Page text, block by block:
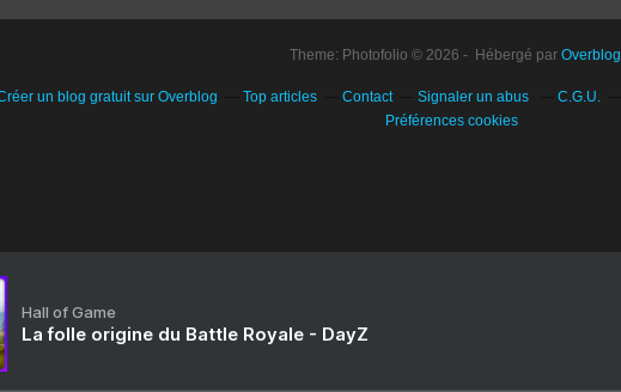
Theme: Photofolio © 2026 - Hébergé par Overblog
un blog gratuit sur Overblog Top articles Contact Signaler un abus C.G.U.
Préférences cookies
Hall of Game
La folle origine du Battle Royale - DayZ